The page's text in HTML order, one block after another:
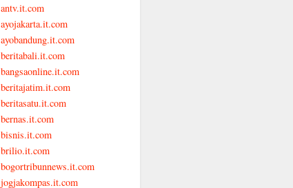
antv.it.com
ayojakarta.it.com
ayobandung.it.com
beritabali.it.com
bangsaonline.it.com
beritajatim.it.com
beritasatu.it.com
bernas.it.com
bisnis.it.com
brilio.it.com
bogortribunnews.it.com
jogjakompas.it.com